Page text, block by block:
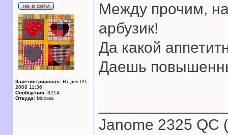
Зарегистрирован: Вт дек 09,
2008 11:36
Сообщения: 3214
Откуда: Москва
Между прочим,
арбузик!
Да какой
Даешь
Janome 2325 QC